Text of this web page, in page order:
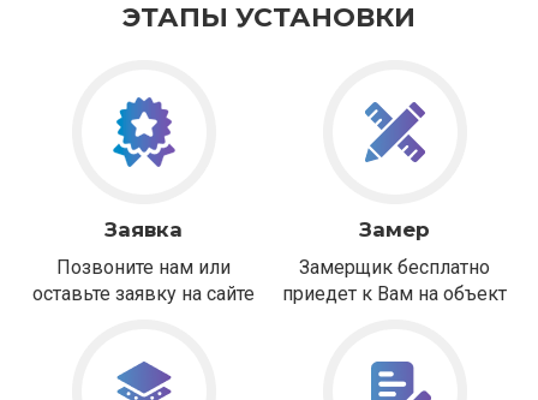
ЭТАПЫ УСТАНОВКИ
Заявка
Позвоните нам или
оставьте заявку на сайте
Замер
Замерщик бесплатно
приедет к Вам на объект